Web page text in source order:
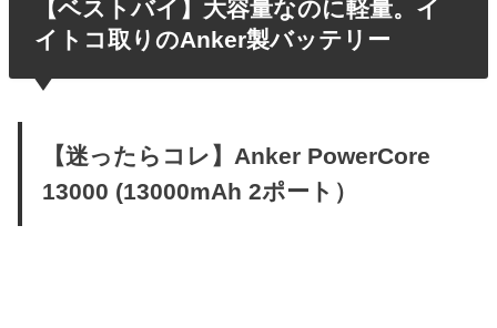
【ベストバイ】大容量なのに軽量。イ
イトコ取りのAnker製バッテリー
【迷ったらコレ】Anker PowerCore
13000 (13000mAh 2ポート）